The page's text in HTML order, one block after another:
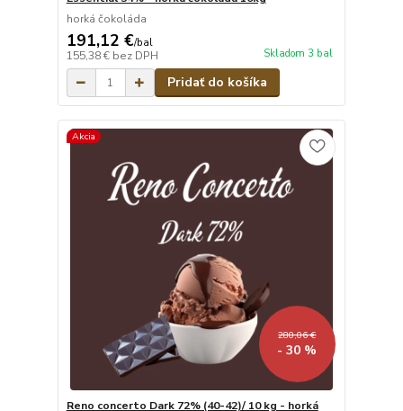
horká čokoláda
191,12 €/bal
155,38 € bez DPH Skladom 3 bal
Pridať do košíka
Akcia
280,06 €
- 30 %
Reno concerto Dark 72% (40-42)/ 10 kg - horká